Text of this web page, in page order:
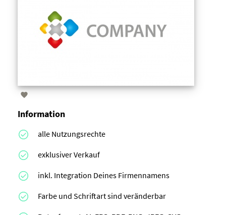

Information
alle Nutzungsrechte
exklusiver Verkauf
inkl. Integration Deines Firmennamens
Farbe und Schriftart sind veränderbar